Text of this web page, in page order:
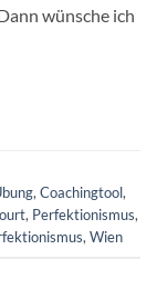
wünsche ich
, Coachingtool,
, Perfektionismus,
, Wien